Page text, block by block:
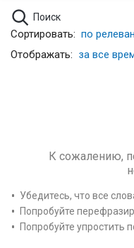
Поиск
Сортировать: по
Отображать: за все
К сожалению,
Убедитесь, что все
Попробуйте
Попробуйте упростить